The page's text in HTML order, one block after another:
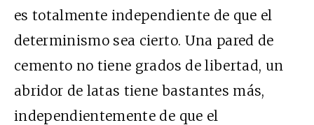
es totalmente independiente de que el
determinismo sea cierto. Una pared de
cemento no tiene grados de libertad, un
abridor de latas tiene bastantes más,
independientemente de que el